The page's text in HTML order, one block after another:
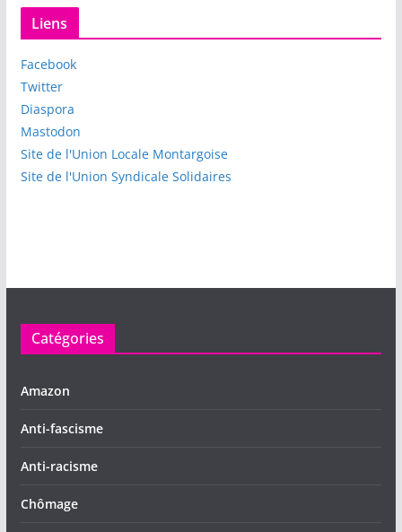
Liens
Facebook
Twitter
Diaspora
Mastodon
Site de l'Union Locale Montargoise
Site de l'Union Syndicale Solidaires
Catégories
Amazon
Anti-fascisme
Anti-racisme
Chômage